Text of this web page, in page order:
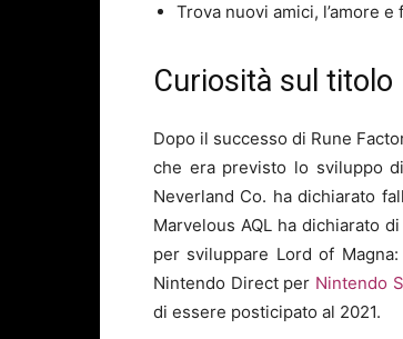
Trova nuovi amici, l’amore
Curiosità sul titolo
Dopo il successo di Rune
che era previsto lo sviluppo
Neverland Co. ha dichiarato
Marvelous AQL ha dichiarato
per sviluppare Lord of
Nintendo Direct per Nintendo
di essere posticipato al 2021.